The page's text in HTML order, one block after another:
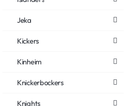
Jeka
Kickers
Kinheim
Knickerbockers
Knights